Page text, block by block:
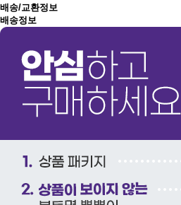
배송/교환정보
배송정보